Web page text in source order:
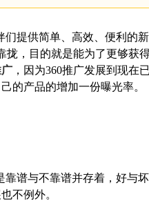
们提供简单、高效、便利的
拢，目的就是能为了更够获
，因为360推广发展到现在
的产品的增加一份曝光率。
靠谱与不靠谱并存着，好与
不例外。